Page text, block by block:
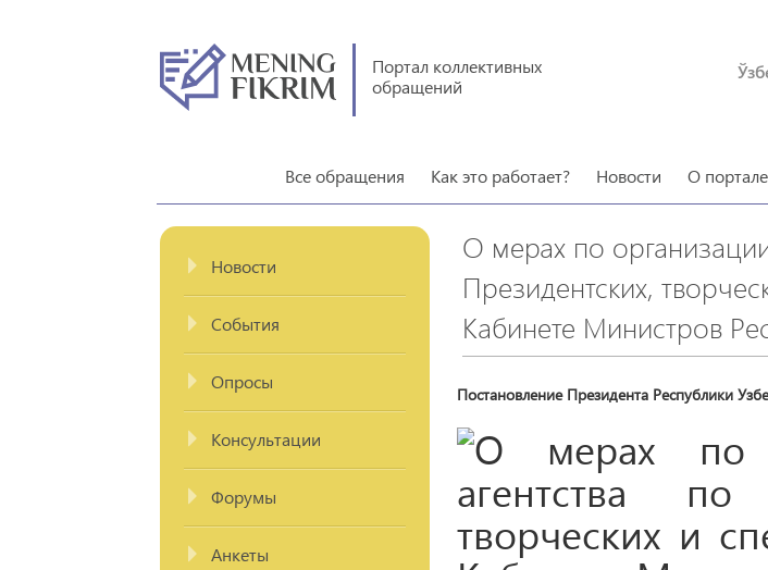
Портал коллективных
обращений
Все обращения Как это работает? Новости О портале
Новости
События
Опросы
Консультации
Форумы
Анкеты
О мерах по
Президентских,
Кабинете Министров
Постановление Президента Республики